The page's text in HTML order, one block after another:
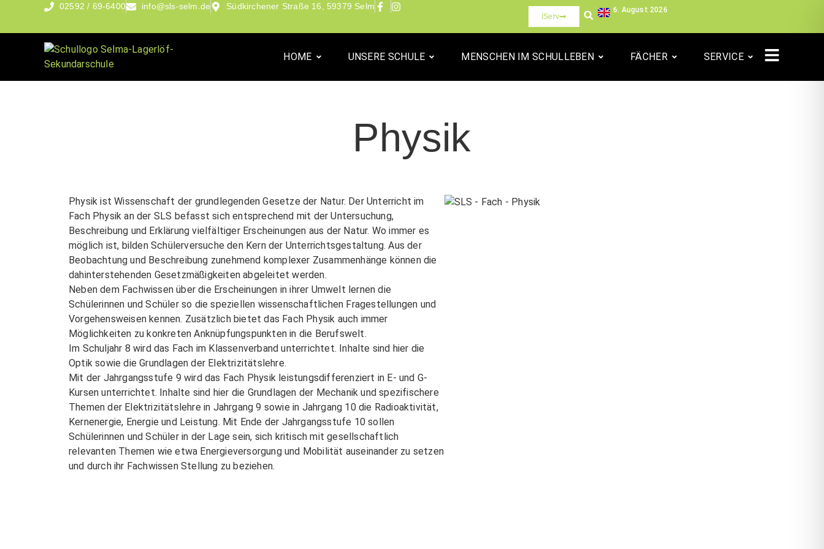
02592 / 69-6400 info@sls-selm.de Südkirchener Straße 16, 59379 Selm
IServ
6. August 2026
HOME UNSERE SCHULE MENSCHEN IM SCHULLEBEN FÄCHER SERVICE
Physik
Physik ist Wissenschaft der grundlegenden Gesetze der Natur. Der Unterricht im
Fach Physik an der SLS befasst sich entsprechend mit der Untersuchung,
Beschreibung und Erklärung vielfältiger Erscheinungen aus der Natur. Wo immer es
möglich ist, bilden Schülerversuche den Kern der Unterrichtsgestaltung. Aus der
Beobachtung und Beschreibung zunehmend komplexer Zusammenhänge können die
dahinterstehenden Gesetzmäßigkeiten abgeleitet werden.
Neben dem Fachwissen über die Erscheinungen in ihrer Umwelt lernen die
Schülerinnen und Schüler so die speziellen wissenschaftlichen Fragestellungen und
Vorgehensweisen kennen. Zusätzlich bietet das Fach Physik auch immer
Möglichkeiten zu konkreten Anknüpfungspunkten in die Berufswelt.
Im Schuljahr 8 wird das Fach im Klassenverband unterrichtet. Inhalte sind hier die
Optik sowie die Grundlagen der Elektrizitätslehre.
Mit der Jahrgangsstufe 9 wird das Fach Physik leistungsdifferenziert in E- und G-
Kursen unterrichtet. Inhalte sind hier die Grundlagen der Mechanik und spezifischere
Themen der Elektrizitätslehre in Jahrgang 9 sowie in Jahrgang 10 die Radioaktivität,
Kernenergie, Energie und Leistung. Mit Ende der Jahrgangsstufe 10 sollen
Schülerinnen und Schüler in der Lage sein, sich kritisch mit gesellschaftlich
relevanten Themen wie etwa Energieversorgung und Mobilität auseinander zu setzen
und durch ihr Fachwissen Stellung zu beziehen.